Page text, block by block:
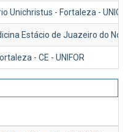
Unichristus - Fortaleza -
Estácio de Juazeiro do
- CE - UNIFOR